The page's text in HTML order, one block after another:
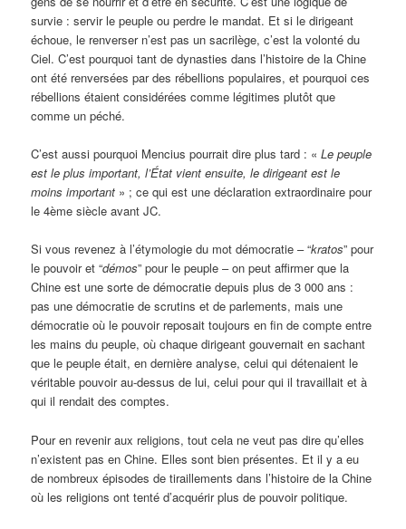
survie : servir le peuple ou perdre le mandat. Et si le dirigeant
échoue, le renverser n’est pas un sacrilège, c’est la volonté du
Ciel. C’est pourquoi tant de dynasties dans l’histoire de la Chine
ont été renversées par des rébellions populaires, et pourquoi ces
rébellions étaient considérées comme légitimes plutôt que
comme un péché.
C’est aussi pourquoi Mencius pourrait dire plus tard : «Le peuple
est le plus important, l’État vient ensuite, le dirigeant est le
moins important » ; ce qui est une déclaration extraordinaire pour
le 4ème siècle avant JC.
Si vous revenez à l’étymologie du mot démocratie – “kratos” pour
le pouvoir et “démos” pour le peuple – on peut affirmer que la
Chine est une sorte de démocratie depuis plus de 3 000 ans :
pas une démocratie de scrutins et de parlements, mais une
démocratie où le pouvoir reposait toujours en fin de compte entre
les mains du peuple, où chaque dirigeant gouvernait en sachant
que le peuple était, en dernière analyse, celui qui détenaient le
véritable pouvoir au-dessus de lui, celui pour qui il travaillait et à
qui il rendait des comptes.
Pour en revenir aux religions, tout cela ne veut pas dire qu’elles
n’existent pas en Chine. Elles sont bien présentes. Et il y a eu
de nombreux épisodes de tiraillements dans l’histoire de la Chine
où les religions ont tenté d’acquérir plus de pouvoir politique.